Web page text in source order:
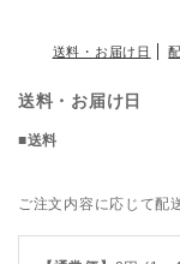
送料・お届け日
送料・お届け日
■送料
ご注文内容に応じて配